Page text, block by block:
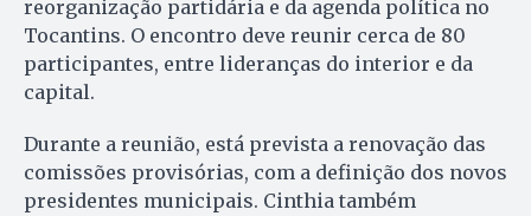
reorganização partidária e da agenda política no
Tocantins. O encontro deve reunir cerca de 80
participantes, entre lideranças do interior e da
capital.
Durante a reunião, está prevista a renovação das
comissões provisórias, com a definição dos novos
presidentes municipais. Cinthia também